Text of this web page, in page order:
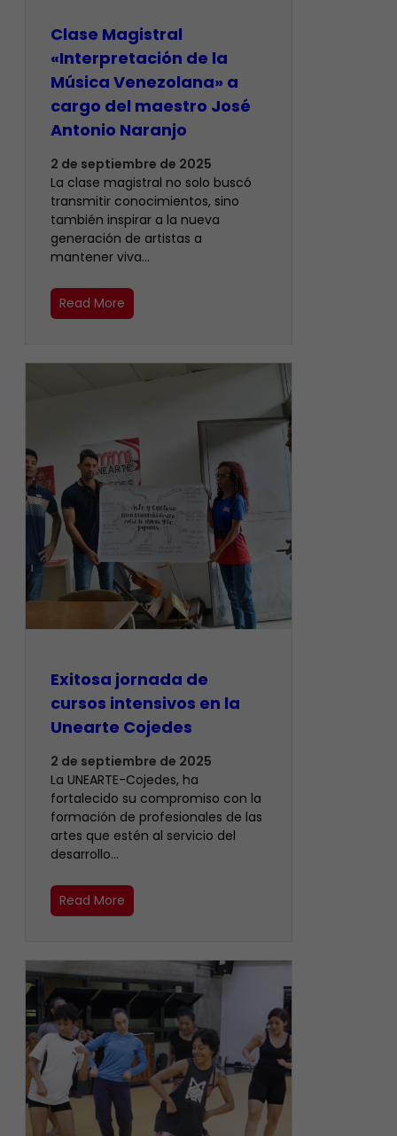
Clase Magistral
«Interpretación de la
Música Venezolana» a
cargo del maestro José
Antonio Naranjo
2 de septiembre de 2025
La clase magistral no solo buscó
transmitir conocimientos, sino
también inspirar a la nueva
generación de artistas a
mantener viva…
Read More
Exitosa jornada de
cursos intensivos en la
Unearte Cojedes
2 de septiembre de 2025
La UNEARTE-Cojedes, ha
fortalecido su compromiso con la
formación de profesionales de las
artes que estén al servicio del
desarrollo…
Read More